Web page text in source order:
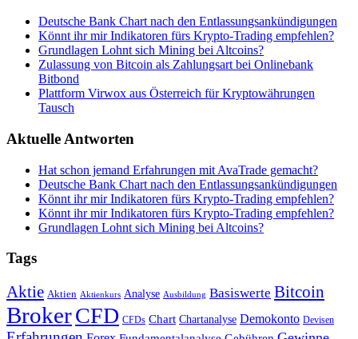
Deutsche Bank Chart nach den Entlassungsankündigungen
Könnt ihr mir Indikatoren fürs Krypto-Trading empfehlen?
Grundlagen Lohnt sich Mining bei Altcoins?
Zulassung von Bitcoin als Zahlungsart bei Onlinebank
Bitbond
Plattform Virwox aus Österreich für Kryptowährungen
Tausch
Aktuelle Antworten
Hat schon jemand Erfahrungen mit AvaTrade gemacht?
Deutsche Bank Chart nach den Entlassungsankündigungen
Könnt ihr mir Indikatoren fürs Krypto-Trading empfehlen?
Könnt ihr mir Indikatoren fürs Krypto-Trading empfehlen?
Grundlagen Lohnt sich Mining bei Altcoins?
Tags
Aktie Aktien Aktienkurs Analyse Ausbildung Basiswerte Bitcoin
BrokerCFD CFDs Chart Chartanalyse Demokonto Devisen